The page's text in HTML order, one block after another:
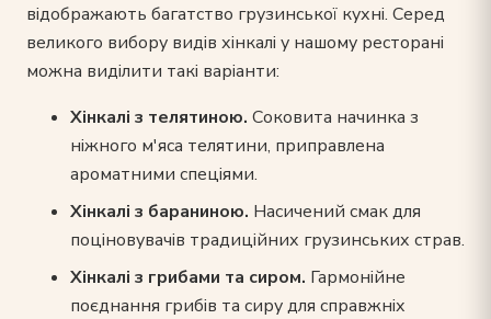
відображають багатство грузинської кухні. Серед
великого вибору видів хінкалі у нашому ресторані
можна виділити такі варіанти:
Хінкалі з телятиною. Соковита начинка з
ніжного м'яса телятини, приправлена
ароматними спеціями.
Хінкалі з бараниною. Насичений смак для
поціновувачів традиційних грузинських страв.
Хінкалі з грибами та сиром. Гармонійне
поєднання грибів та сиру для справжніх